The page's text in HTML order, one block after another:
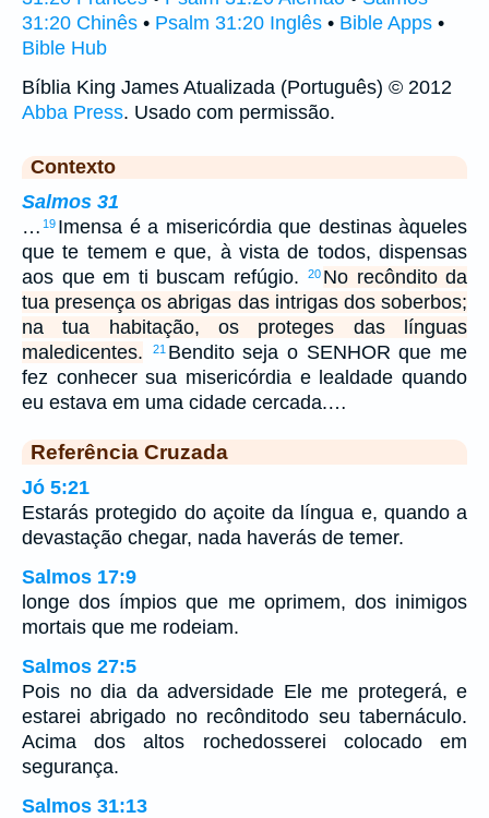
31:20 Chinês • Psalm 31:20 Inglês • Bible Apps •
Bible Hub
Bíblia King James Atualizada (Português) © 2012
Abba Press. Usado com permissão.
Contexto
Salmos 31
… 19 Imensa é a misericórdia que destinas àqueles
que te temem e que, à vista de todos, dispensas
aos que em ti buscam refúgio.
20 No recôndito da
tua presença os abrigas das intrigas dos soberbos;
na tua habitação, os proteges das línguas
maledicentes.
21 Bendito seja o SENHOR que me
fez conhecer sua misericórdia e lealdade quando
eu estava em uma cidade cercada.…
Referência Cruzada
Jó 5:21
Estarás protegido do açoite da língua e, quando a
devastação chegar, nada haverás de temer.
Salmos 17:9
longe dos ímpios que me oprimem, dos inimigos
mortais que me rodeiam.
Salmos 27:5
Pois no dia da adversidade Ele me protegerá, e
estarei abrigado no recônditodo seu tabernáculo.
Acima dos altos rochedosserei colocado em
segurança.
Salmos 31:13